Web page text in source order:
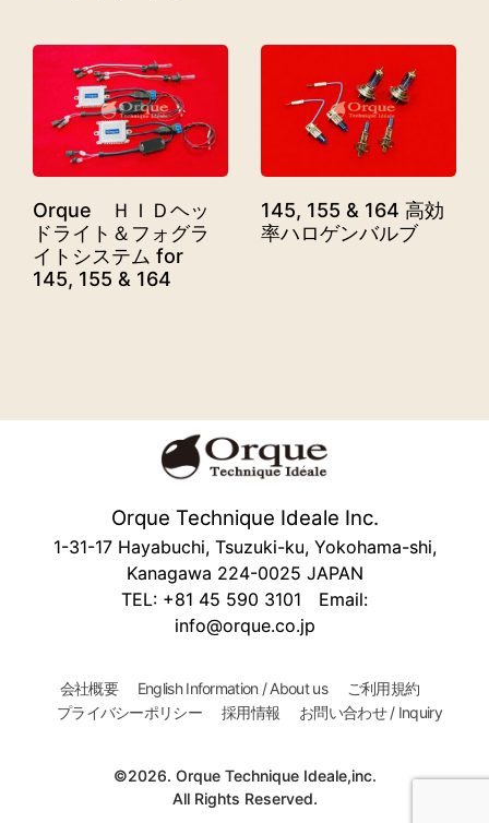
Orque ＨＩＤヘッ
ドライト＆フォグラ
イトシステム for
145, 155 & 164
145, 155 & 164 高効
率ハロゲンバルブ
Orque Technique Ideale Inc.
1-31-17 Hayabuchi, Tsuzuki-ku, Yokohama-shi,
Kanagawa 224-0025 JAPAN
TEL: +81 45 590 3101 Email:
info@orque.co.jp
会社概要 English Information / About us
ご利用規約
プライバシーポリシー
採用情報 お問い合わせ / Inquiry
©2026. Orque Technique Ideale,inc.
All Rights Reserved.